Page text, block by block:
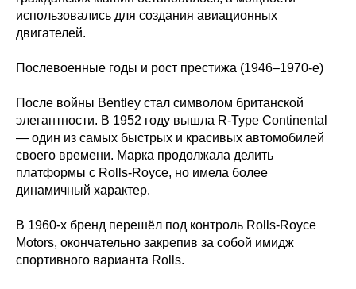
использовались для создания авиационных
двигателей.
Послевоенные годы и рост престижа (1946–1970-е)
После войны Bentley стал символом британской
элегантности. В 1952 году вышла R-Type Continental
— один из самых быстрых и красивых автомобилей
своего времени. Марка продолжала делить
платформы с Rolls-Royce, но имела более
динамичный характер.
В 1960‑х бренд перешёл под контроль Rolls-Royce
Motors, окончательно закрепив за собой имидж
спортивного варианта Rolls.